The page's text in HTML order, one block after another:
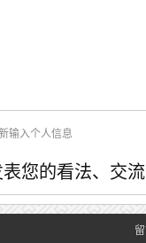
输入个人信息
您的看法、交